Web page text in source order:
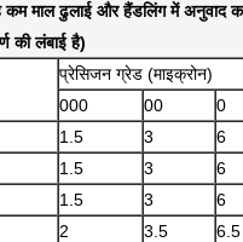
कम माल ढुलाई और हैंडलिंग में अनुवाद
की लंबाई है)
प्रेसिजन ग्रेड (माइक्रोन)
000
00 0
1.5 3 6
1.5 3 6
1.5 3 6
2 3.5 6.5